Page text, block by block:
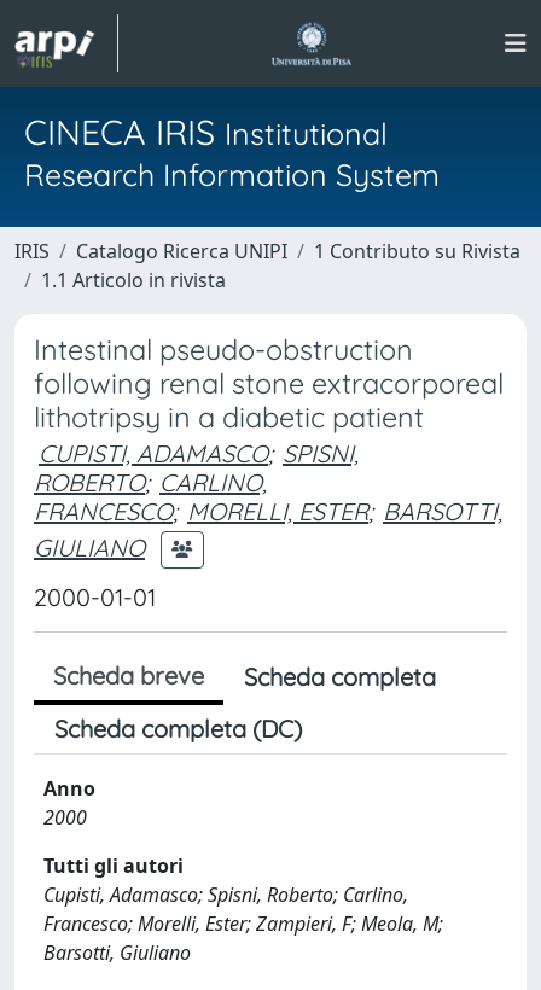
CINECA IRIS Institutional
Research Information System
IRIS Catalogo Ricerca UNIPI
1 Contributo su Rivista
1.1 Articolo in rivista
Intestinal pseudo-obstruction
following renal stone extracorporeal
lithotripsy in a diabetic patient
CUPISTI, ADAMASCO; SPISNI,
ROBERTO; CARLINO,
FRANCESCO; MORELLI, ESTER; BARSOTTI,
GIULIANO
2000-01-01
Scheda breve
Scheda completa
Scheda completa (DC)
Anno
2000
Tutti gli autori
Cupisti, Adamasco; Spisni, Roberto; Carlino,
Francesco; Morelli, Ester; Zampieri, F; Meola, M;
Barsotti, Giuliano